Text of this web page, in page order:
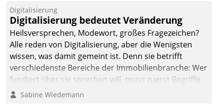
Jahresbeginn eine
Überblick, Einsicht und
Eingriff bietende Lösung.
Zur Entwicklung setzte
man auf
Cloudtechnologie,
bewährte und Startup-
agile Projektmethoden.
Digitalisierung
Digitalisierung bedeutet Veränderung
Heilsversprechen, Modewort, großes Fragezeichen?
Alle reden von Digitalisierung, aber die Wenigsten
wissen, was damit gemeint ist. Denn sie betrifft
verschiedenste Bereiche der Immobilienbranche: Wer
fundiert über sie sprechen will, muss zuerst Begriffe
klären. Ein Aspekt ist die betriebliche Optimierung:
Sabine Wiedemann